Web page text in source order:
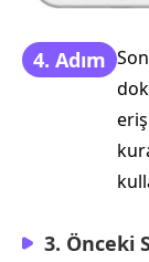
4. Adım
3. Önceki